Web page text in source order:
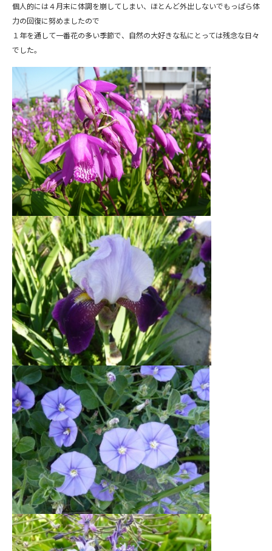
個人的には４月末に体調を崩してしまい、ほとんど外出しないでもっぱら体
力の回復に努めましたので
１年を通して一番花の多い季節で、自然の大好きな私にとっては残念な日々
でした。